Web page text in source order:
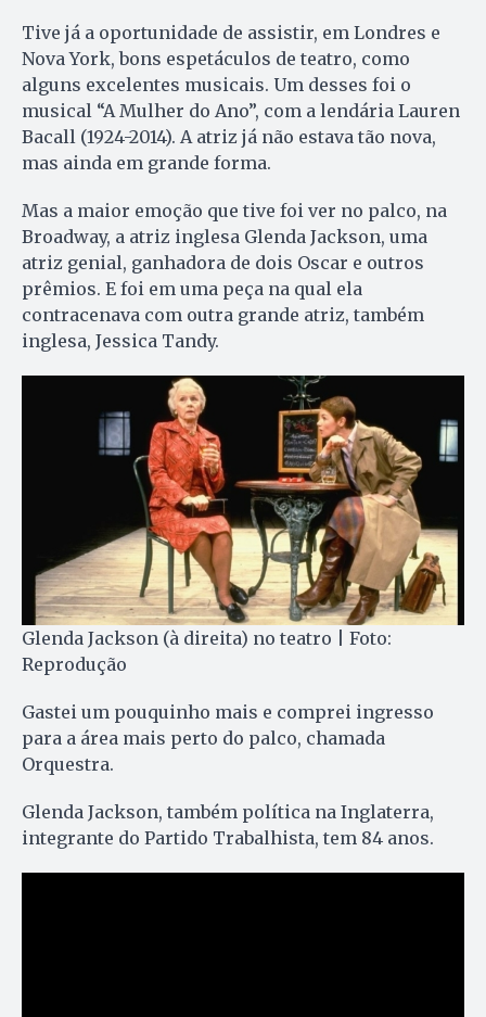
Tive já a oportunidade de assistir, em Londres e
Nova York, bons espetáculos de teatro, como
alguns excelentes musicais. Um desses foi o
musical “A Mulher do Ano”, com a lendária Lauren
Bacall (1924-2014). A atriz já não estava tão nova,
mas ainda em grande forma.
Mas a maior emoção que tive foi ver no palco, na
Broadway, a atriz inglesa Glenda Jackson, uma
atriz genial, ganhadora de dois Oscar e outros
prêmios. E foi em uma peça na qual ela
contracenava com outra grande atriz, também
inglesa, Jessica Tandy.
Glenda Jackson (à direita) no teatro | Foto:
Reprodução
Gastei um pouquinho mais e comprei ingresso
para a área mais perto do palco, chamada
Orquestra.
Glenda Jackson, também política na Inglaterra,
integrante do Partido Trabalhista, tem 84 anos.